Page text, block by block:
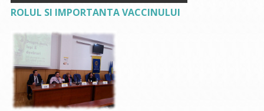
ROLUL SI IMPORTANTA VACCINULUI